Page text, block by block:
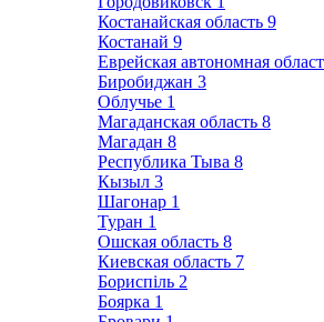
Костанайская область 9
Костанай 9
Еврейская автономная
Биробиджан 3
Облучье 1
Магаданская область 8
Магадан 8
Республика Тыва 8
Кызыл 3
Шагонар 1
Туран 1
Ошская область 8
Киевская область 7
Бориспіль 2
Боярка 1